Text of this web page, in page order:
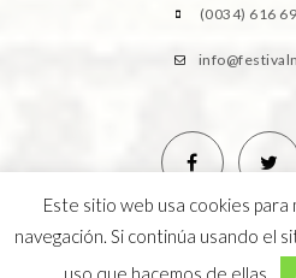
(0034) 616
Este sitio web usa cookies
navegación. Si continúa usando el
uso que hacemos de ellas.